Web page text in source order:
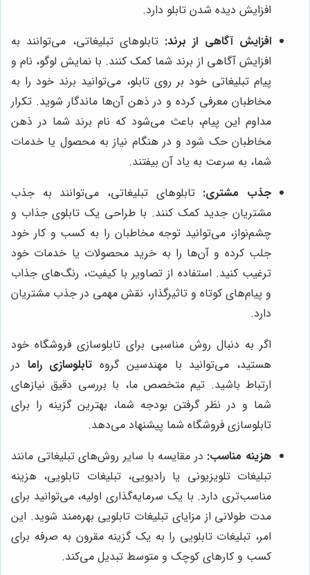
افزایش دیده شدن تابلو دارد.
افزایش آگاهی از برند: تابلوهای تبلیغاتی، می‌توانند به
افزایش آگاهی از برند شما کمک کنند. با نمایش لوگو، نام و
پیام تبلیغاتی خود بر روی تابلو، می‌توانید برند خود را به
مخاطبان معرفی کرده و در ذهن آن‌ها ماندگار شوید. تکرار
مداوم این پیام، باعث می‌شود که نام برند شما در ذهن
مخاطبان حک شود و در هنگام نیاز به محصول یا خدمات
شما، به سرعت به یاد آن بیفتند.
جذب مشتری: تابلوهای تبلیغاتی، می‌توانند به جذب
مشتریان جدید کمک کنند. با طراحی یک تابلوی جذاب و
چشم‌نواز، می‌توانید توجه مخاطبان را به کسب و کار خود
جلب کرده و آن‌ها را به خرید محصولات یا خدمات خود
ترغیب کنید. استفاده از تصاویر با کیفیت، رنگ‌های جذاب
و پیام‌های کوتاه و تاثیرگذار، نقش مهمی در جذب مشتریان
دارد.
اگر به دنبال روش مناسبی برای تابلوسازی فروشگاه خود
هستید، می‌توانید با مهندسین گروه تابلوسازی راما در
ارتباط باشید. تیم متخصص ما، با بررسی دقیق نیازهای
شما و در نظر گرفتن بودجه شما، بهترین گزینه را برای
تابلوسازی فروشگاه شما پیشنهاد می‌دهد.
هزینه مناسب: در مقایسه با سایر روش‌های تبلیغاتی مانند
تبلیغات تلویزیونی یا رادیویی، تبلیغات تابلویی، هزینه
مناسب‌تری دارد. با یک سرمایه‌گذاری اولیه، می‌توانید برای
مدت طولانی از مزایای تبلیغات تابلویی بهره‌مند شوید. این
امر، تبلیغات تابلویی را به یک گزینه مقرون به صرفه برای
کسب و کارهای کوچک و متوسط تبدیل می‌کند.